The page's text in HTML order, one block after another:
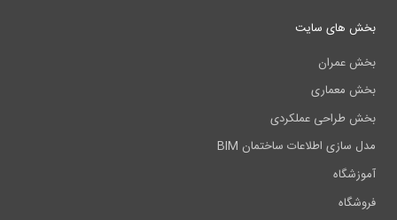
بخش های سایت
بخش عمران
بخش معماری
بخش طراحی عملکردی
مدل سازی اطلاعات ساختمان BIM
آموزشگاه
فروشگاه